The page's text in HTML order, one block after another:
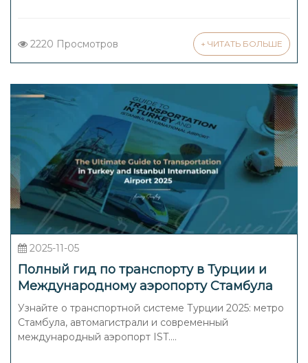
2220 Просмотров + ЧИТАТЬ БОЛЬШЕ
2025-11-05
Полный гид по транспорту в Турции и
Международному аэропорту Стамбула
(IST) — 2025
Узнайте о транспортной системе Турции 2025: метро
Стамбула, автомагистрали и современный
международный аэропорт IST....